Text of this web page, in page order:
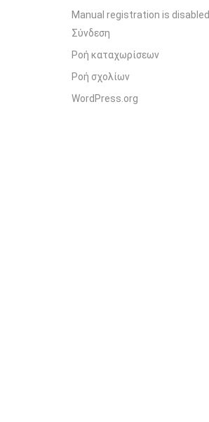
Manual registration is disabled
Σύνδεση
Ροή καταχωρίσεων
Ροή σχολίων
WordPress.org